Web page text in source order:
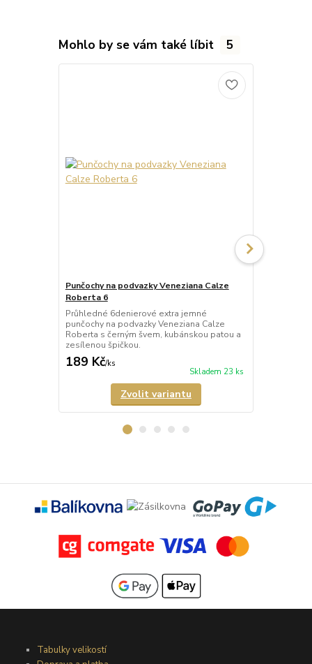
Mohlo by se vám také líbit 5
Punčochy na podvazky Veneziana Calze
Roberta 6
Průhledné 6denierové extra jemné
punčochy na podvazky Veneziana Calze
Roberta s černým švem, kubánskou patou a
zesílenou špičkou.
189 Kč/ks
Skladem 23 ks
Zvolit variantu
Tabulky velikostí